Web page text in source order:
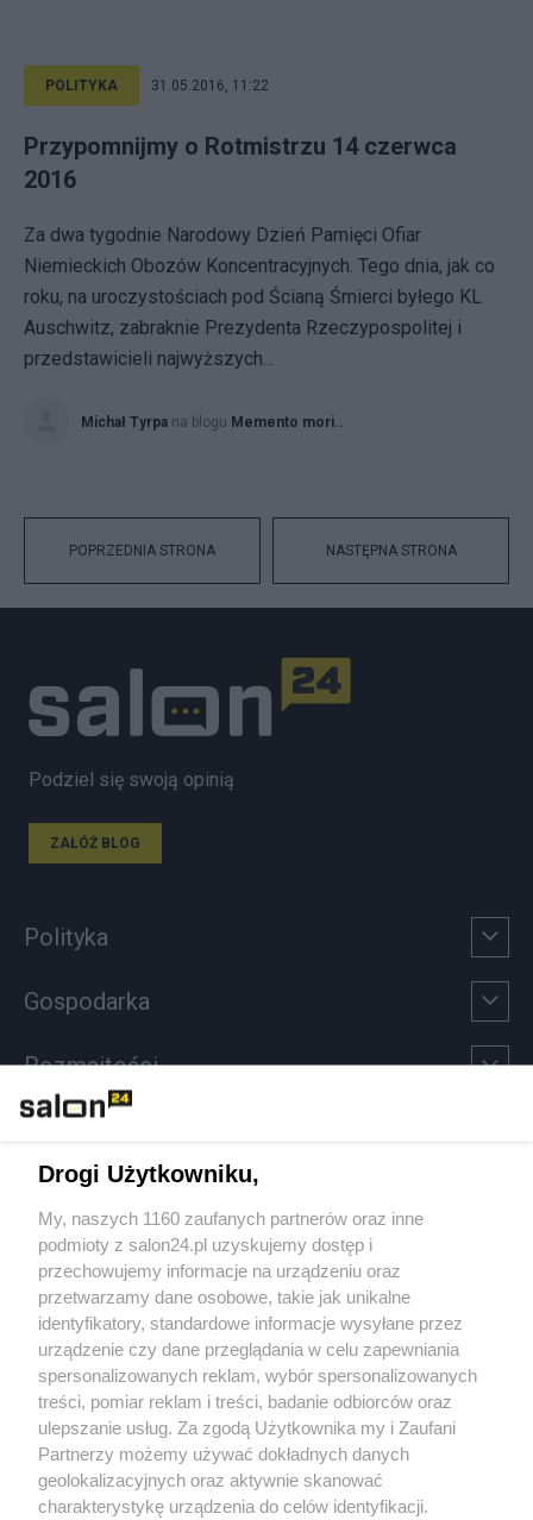
POLITYKA 31.05.2016, 11:22
Przypomnijmy o Rotmistrzu 14 czerwca
2016
Za dwa tygodnie Narodowy Dzień Pamięci Ofiar
Niemieckich Obozów Koncentracyjnych. Tego dnia, jak co
roku, na uroczystościach pod Ścianą Śmierci byłego KL
Auschwitz, zabraknie Prezydenta Rzeczypospolitej i
przedstawicieli najwyższych...
Michał Tyrpa na blogu Memento mori..
POPRZEDNIA STRONA NASTĘPNA STRONA
Podziel się swoją opinią
ZAŁÓŻ BLOG
Polityka
Gospodarka
Rozmaitości
Sport
Społeczeństwo
Kultura
X Facebook Instagram Youtube
Drogi Użytkowniku,
My, naszych 1160 zaufanych partnerów oraz inne
podmioty z salon24.pl uzyskujemy dostęp i
przechowujemy informacje na urządzeniu oraz
przetwarzamy dane osobowe, takie jak unikalne
identyfikatory, standardowe informacje wysyłane przez
urządzenie czy dane przeglądania w celu zapewniania
spersonalizowanych reklam, wybór spersonalizowanych
treści, pomiar reklam i treści, badanie odbiorców oraz
ulepszanie usług. Za zgodą Użytkownika my i Zaufani
Partnerzy możemy używać dokładnych danych
geolokalizacyjnych oraz aktywnie skanować
charakterystykę urządzenia do celów identyfikacji.